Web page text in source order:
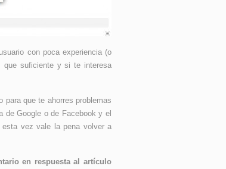
con poca experiencia (o
que suficiente y si te interesa
que te ahorres problemas
de Google o de Facebook y el
esta vez vale la pena volver a
en respuesta al artículo